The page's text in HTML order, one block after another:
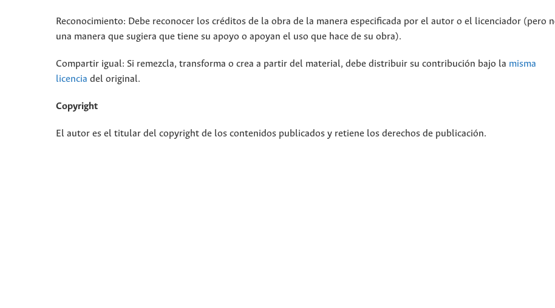
Reconocimiento: Debe reconocer los créditos de la obra de la manera especificada por el autor o el licenciador (pero
una manera que sugiera que tiene su apoyo o apoyan el uso que hace de su obra).
Compartir igual: Si remezcla, transforma o crea a partir del material, debe distribuir su contribución bajo la misma
licencia del original.
Copyright
El autor es el titular del copyright de los contenidos publicados y retiene los derechos de publicación.